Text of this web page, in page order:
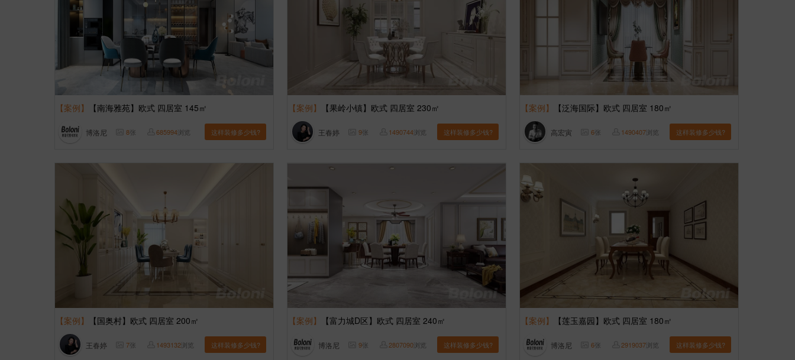
【案例】 【南海雅苑】欧式 四居室 145㎡
博洛尼 8张 685994浏览 这样装修多少钱?
【案例】 【果岭小镇】欧式 四居室 230㎡
王春婷 9张 1490744浏览 这样装修多少钱?
【案例】 【泛海国际】欧式 四居室 180㎡
高宏寅 6张 1490407浏览 这样装修多少钱?
【案例】 【国奥村】欧式 四居室 200㎡
王春婷 7张 1493132浏览 这样装修多少钱?
【案例】 【富力城D区】欧式 四居室 240㎡
博洛尼 9张 2807090浏览 这样装修多少钱?
【案例】 【莲玉嘉园】欧式 四居室 180㎡
博洛尼 6张 2919037浏览 这样装修多少钱?